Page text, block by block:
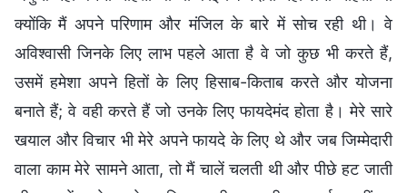
क्योंकि मैं अपने परिणाम और मंजिल के बारे में सोच रही थी। वे
अविश्वासी जिनके लिए लाभ पहले आता है वे जो कुछ भी करते हैं,
उसमें हमेशा अपने हितों के लिए हिसाब-किताब करते और योजना
बनाते हैं; वे वही करते हैं जो उनके लिए फायदेमंद होता है। मेरे सारे
खयाल और विचार भी मेरे अपने फायदे के लिए थे और जब जिम्मेदारी
वाला काम मेरे सामने आता, तो मैं चालें चलती थी और पीछे हट जाती